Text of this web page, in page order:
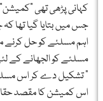
کہانی پڑھی تھی "کمیشن”
جس میں بتایا گیا
اہم مسلئے کو حل کرنے
مسلئے کو الجھانے
” تشکیل دے کر اس
اس کمیشن کا مقصد